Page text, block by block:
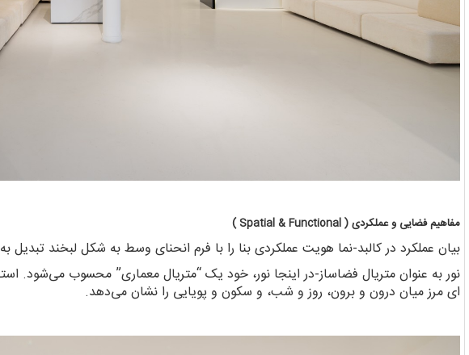
مفاهیم فضایی و عملکردی ( Spatial & Functional )
بیان عملکرد در کالبد-نما هویت عملکردی بنا را با فرم انحنای وسط به شکل لبخند تبدیل
نور به عنوان متریال فضاساز-در اینجا نور، خود یک “متریال معماری” محسوب می‌شود.
ای مرز میان درون و برون، روز و شب، و سکون و پویایی را نشان می‌دهد.